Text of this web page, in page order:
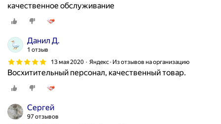
качественное обслуживание
Данил Д.
1 отзыв
13 мая 2020
Яндекс · Из отзывов на организацию
Восхитительный персонал, качественный товар.
Сергей
97 отзывов